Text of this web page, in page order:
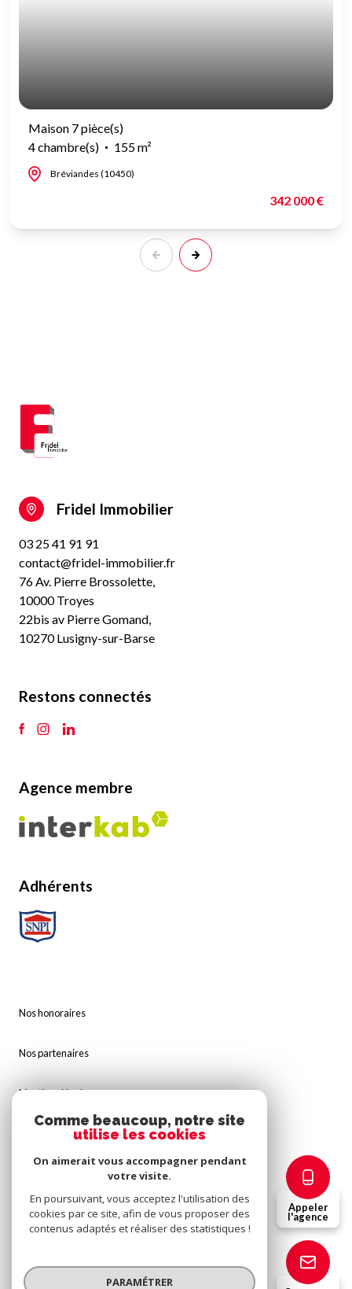
Appeler
l'agence
Maison 7 pièce(s)
4 chambre(s)
155 m²
Bréviandes (10450)
342 000 €
Fridel Immobilier
03 25 41 91 91
contact@fridel-immobilier.fr
76 Av. Pierre Brossolette,
10000 Troyes
22bis av Pierre Gomand,
10270 Lusigny-sur-Barse
Restons connectés
Agence membre
Adhérents
Nos honoraires
Nos partenaires
Mentions légales
Cookies
© 2026 | Tous droits réservés
Comme beaucoup, notre site
utilise les cookies
On aimerait vous accompagner pendant
votre visite.
En poursuivant, vous acceptez l'utilisation des
cookies par ce site, afin de vous proposer des
contenus adaptés et réaliser des statistiques !
PARAMÉTRER